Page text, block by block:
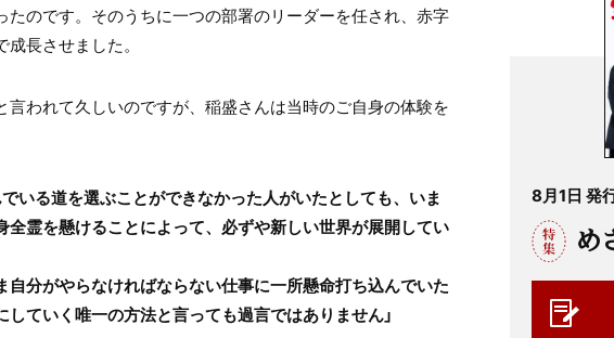
のです。そのうちに一つの部署のリーダーを任され、赤字
長させました。
われて久しいのですが、稲盛さんは当時のご自身の体験を
いる道を選ぶことができなかった人がいたとしても、いま
霊を懸けることによって、必ずや新しい世界が展開してい
分がやらなければならない仕事に一所懸命打ち込んでいた
ていく唯一の方法と言っても過言ではありません」
8月1日 発
め